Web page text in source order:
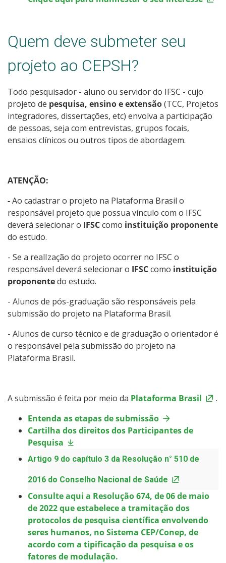
Quem deve submeter seu
projeto ao CEPSH?
Todo pesquisador - aluno ou servidor do IFSC - cujo
projeto de pesquisa, ensino e extensão(TCC, Projetos
integradores, dissertações, etc) envolva a participação
de pessoas, seja com entrevistas, grupos focais,
ensaios clínicos ou outros tipos de abordagem.
ATENÇÃO:
-Ao cadastrar o projeto na Plataforma Brasil o
responsável projeto que possua vínculo com o IFSC
deverá selecionar o IFSCcomo instituição proponente
do estudo.
- Se a realIzação do projeto ocorrer no IFSC o
responsável deverá selecionar o IFSCcomo instituição
proponentedo estudo.
- Alunos de pós-graduação são responsáveis pela
submissão do projeto na Plataforma Brasil.
- Alunos de curso técnico e de graduação o orientador é
o responsável pela submissão do projeto na
Plataforma Brasil.
A submissão é feita por meio da Plataforma Brasil
.
Entenda as etapas de submissão
Cartilha dos direitos dos Participantes de
Pesquisa
Artigo 9 do capítulo 3 da Resolução n° 510 de
2016 do Conselho Nacional de Saúde
Consulte aqui a Resolução 674, de 06 de maio
de 2022 que estabelece a tramitação dos
protocolos de pesquisa científica envolvendo
seres humanos, no Sistema CEP/Conep, de
acordo com a tipificação da pesquisa e os
fatores de modulação.